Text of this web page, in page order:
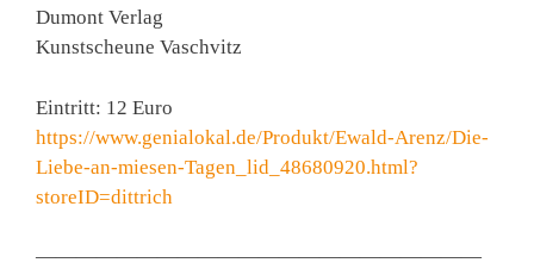
Dumont Verlag
Kunstscheune Vaschvitz
Eintritt: 12 Euro
https://www.genialokal.de/Produkt/Ewald-Arenz/Die-
Liebe-an-miesen-Tagen_lid_48680920.html?
storeID=dittrich
——————————————————————